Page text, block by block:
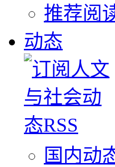
推荐阅
动态
国内动